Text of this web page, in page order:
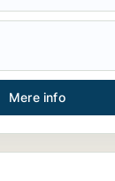
Mere info